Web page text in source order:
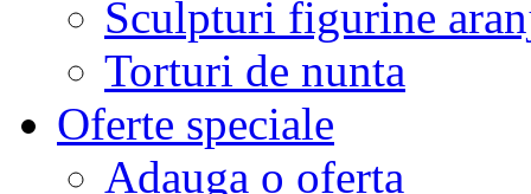
Sculpturi figurine
Torturi de nunta
Oferte speciale
Adauga o oferta